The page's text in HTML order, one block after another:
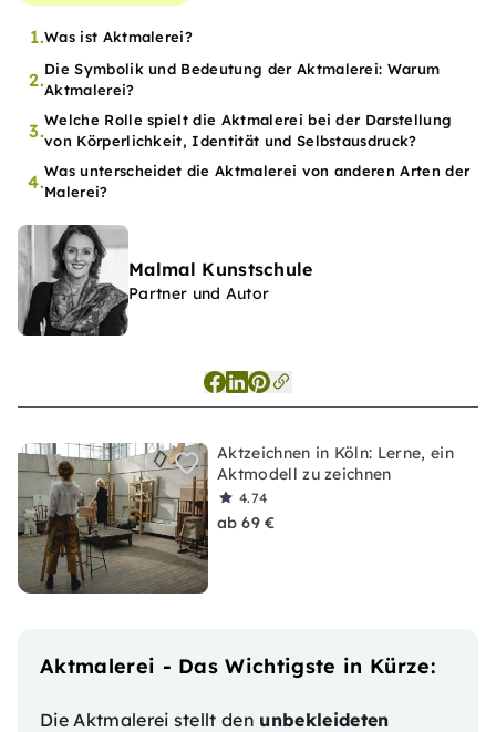
1.Was ist Aktmalerei?
2.Die Symbolik und Bedeutung der Aktmalerei: Warum
Aktmalerei?
3.Welche Rolle spielt die Aktmalerei bei der Darstellung
von Körperlichkeit, Identität und Selbstausdruck?
4.Was unterscheidet die Aktmalerei von anderen Arten der
Malerei?
Malmal Kunstschule
Partner und Autor
Aktzeichnen in Köln: Lerne, ein
Aktmodell zu zeichnen
4.74
ab 69 €
Aktmalerei - Das Wichtigste in Kürze:
Die Aktmalerei stellt den unbekleideten